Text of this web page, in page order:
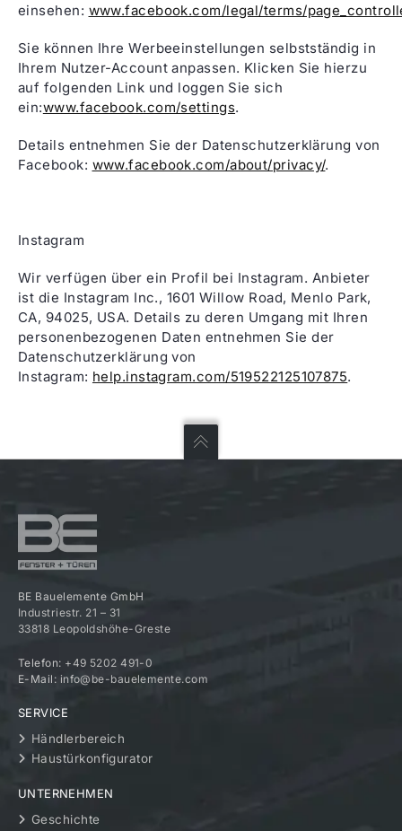
einsehen: www.facebook.com/legal/terms/
Sie können Ihre Werbeeinstellungen selbstständig in
Ihrem Nutzer-Account anpassen. Klicken Sie hierzu
auf folgenden Link und loggen Sie sich
ein:www.facebook.com/settings.
Details entnehmen Sie der Datenschutzerklärung von
Facebook: www.facebook.com/about/privacy/.
Instagram
Wir verfügen über ein Profil bei Instagram. Anbieter
ist die Instagram Inc., 1601 Willow Road, Menlo Park,
CA, 94025, USA. Details zu deren Umgang mit Ihren
personenbezogenen Daten entnehmen Sie der
Datenschutzerklärung von
Instagram: help.instagram.com/519522125107875.
BE Bauelemente GmbH
Industriestr. 21 – 31
33818 Leopoldshöhe-Greste
Telefon: +49 5202 491-0
E-Mail: info@be-bauelemente.com
SERVICE
Händlerbereich
Haustürkonfigurator
UNTERNEHMEN
Geschichte